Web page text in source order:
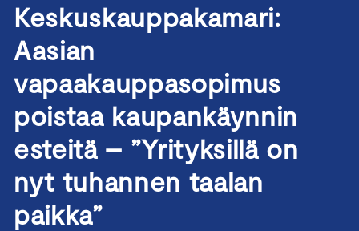
Keskuskauppakamari:
Aasian
vapaakauppasopimus
poistaa kaupankäynnin
esteitä – ”Yrityksillä on
nyt tuhannen taalan
paikka”